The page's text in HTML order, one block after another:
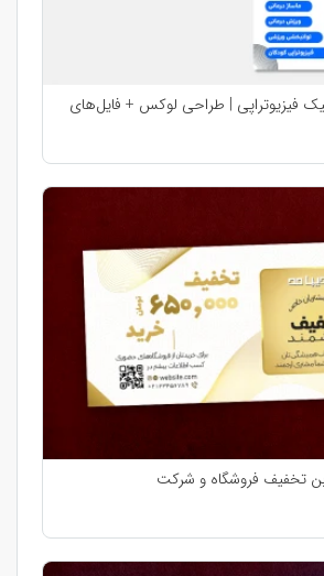
فیزیوتراپی | طراحی لوکس + فایل‌های
بن تخفیف فروشگاه و شرکت